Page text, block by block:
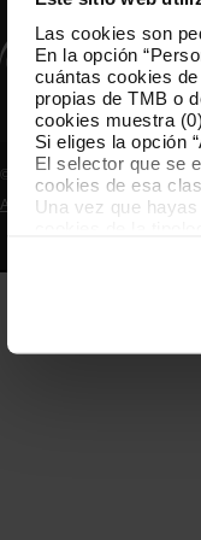
Las cookies son
En la opción
cuántas cookies
propias de TMB o
cookies muestra
Si eliges la opción
El selector que se
cookies de esa
Una vez que
personalización,
Las cookies
“Gestor de
© Grupo TMB - Todos los
Aviso legal
Política de